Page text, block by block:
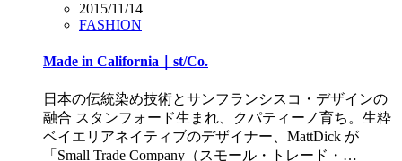
2015/11/14
FASHION
Made in California｜st/Co.
日本の伝統染め技術とサンフランシスコ・デザインの
融合 スタンフォード生まれ、クパティーノ育ち。生粋
ベイエリアネイティブのデザイナー、MattDick が
「Small Trade Company（スモール・トレード・…